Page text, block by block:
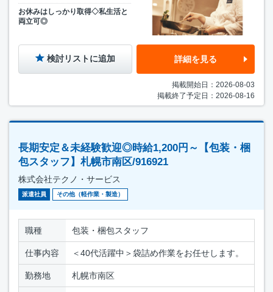
お休みはしっかり取得◇私生活と
両立可◎
検討リストに追加 詳細を見る
掲載開始日：2026-08-03
掲載終了予定日：2026-08-16
長期安定＆未経験歓迎◎時給1,200円～【包装・梱
包スタッフ】札幌市南区/916921
株式会社テクノ・サービス
派遣社員 その他（軽作業・製造）
職種 包装・梱包スタッフ
仕事内容 ＜40代活躍中＞袋詰め作業をお任せします。
勤務地 札幌市南区